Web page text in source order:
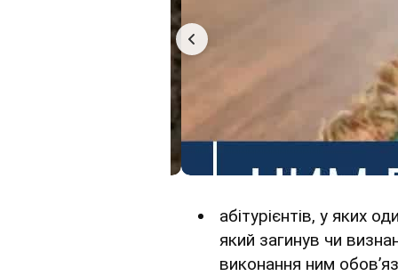
абітурієнтів, у яких
який загинув чи
виконання ним